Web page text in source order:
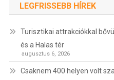
LEGFRISSEBB HÍREK
Turisztikai attrakciókkal
és a Halas tér
augusztus 6, 2026
Csaknem 400 helyen volt